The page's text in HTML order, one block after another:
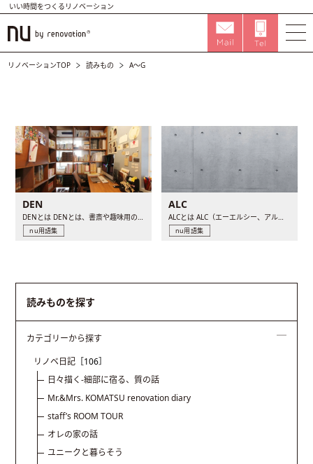
いい時間をつくるリノベーション
リノベーションTOP 読みもの A〜G
DEN
DENとは DENとは、書斎や趣味用の小部屋のことです。元..
nu用語集
ALC
ALCとは ALC（エーエルシー、アルク）は内部に気泡が含..
nu用語集
読みものを探す
カテゴリーから探す
リノベ日記 ［106］
日々描く-細部に宿る、質の話
Mr.&Mrs. KOMATSU renovation diary
staff’s ROOM TOUR
オレの家の話
ユニークと暮らそう